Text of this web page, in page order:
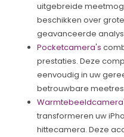
uitgebreide
beschikken over
geavanceerde
Pocketcamera's
prestaties. Deze
eenvoudig in uw
betrouwbare
transformeren uw
hittecamera. Deze